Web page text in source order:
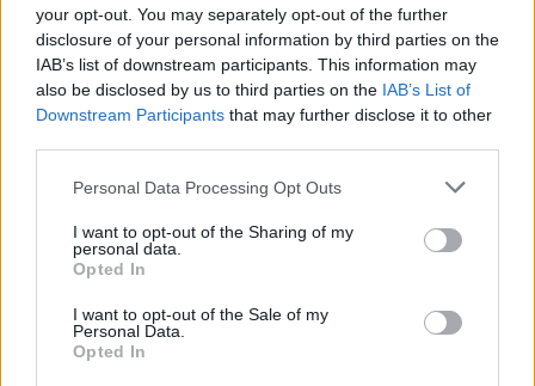
your opt-out. You may separately opt-out of the further
disclosure of your personal information by third parties on the
IAB’s list of downstream participants. This information may
also be disclosed by us to third parties on the IAB’s List of
Downstream Participants that may further disclose it to other
Please note that this website/app uses one or more Google
not limited to your visit or usage behaviour. You may click to
grant or deny consent to Google and its third-party tags to
use your data for below specified purposes in below Google
consent section.
Personal Data Processing Opt Outs
I want to opt-out of the Sharing of my
personal data.
Opted In
I want to opt-out of the Sale of my
Personal Data.
Opted In
περιορισμένο κύκλο προσώπων θα περιέλθει στον
Πωλητή Μέτοχο.